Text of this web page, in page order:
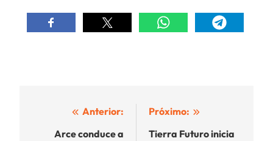
Navegación
Anterior:
Arce conduce a
Próximo:
Tierra Futuro inicia